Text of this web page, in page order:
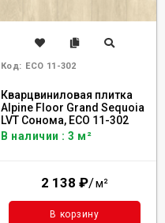
Код: ECO 11-302
Кварцвиниловая плитка
Alpine Floor Grand Sequoia
LVT Сонома, ECO 11-302
В наличии : 3 м²
2 138 ₽/м²
В корзину